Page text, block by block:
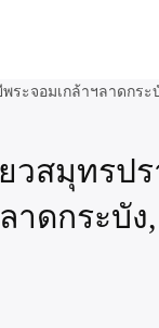
วสมุทรปร
ดกระบัง